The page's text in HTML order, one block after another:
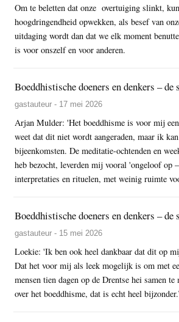
Om te beletten dat onze overtuiging slinkt,
hoogdringendheid opwekken, als besef van
uitdaging wordt dan dat we elk moment
is voor onszelf en voor anderen.
Boeddhistische doeners en denkers – de
gastauteur - 17 mei 2026
Arjan Mulder: 'Het boeddhisme is voor mij
weet dat dit niet wordt aangeraden, maar ik
bijeenkomsten. De meditatie-ochtenden en
heb bezocht, leverden mij vooral 'ongeloof op
interpretaties en rituelen, met weinig ruimte
Boeddhistische doeners en denkers – de
gastauteur - 15 mei 2026
Loekie: 'Ik ben ook heel dankbaar dat dit op
Dat het voor mij als leek mogelijk is om met
mensen tien dagen op de Drentse hei samen
over het boeddhisme, dat is echt heel bijzonder.’